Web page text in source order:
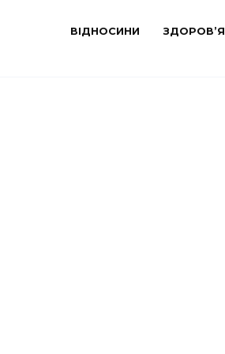
ВІДНОСИНИ ЗДОРОВ’Я